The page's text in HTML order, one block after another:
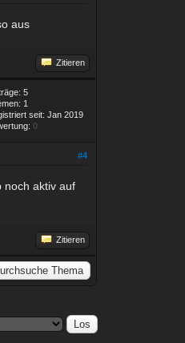
aus
Zitieren
5
1
seit: Jan 2019
0
#4
noch aktiv auf
Zitieren